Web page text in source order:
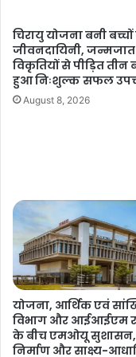
यह परियोजना लगभग 146
कॉरिडोर की तर्ज पर
की दिशा में यह एक
मंत्री श्री गजेन्द्र शेखावत एवं
भूमिपूजन किया। भोरमदेव
और इस कॉरिडोर निर्माण के
मयाली-बगीचा विकास,
भारत सरकार ने जशपुर में
के विकास के लिए 10 करोड़
जनवरी 2026 को मुख्यमंत्री
एकीकृत विकास सिरपुर को
प्लान विकसित किया जा रहा
चित्रकोट ग्लोबल डेस्टिनेशन
.
.
र
पी
ए
म
,
,
मि
न
मा
र्क
र
ए
चिरायु योजना बनी
जीवनदायिनी, जन्मजात
विकृतियों से पीड़ित तीन
हुआ निःशुल्क सफल
August 8, 2026
योजना, आर्थिक एवं
विभाग और आईआईएम
के बीच एमओयू सुशासन,
निर्माण और साक्ष्य-